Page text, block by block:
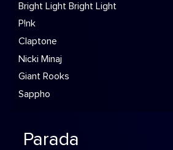
Bright Light Bright Light
P!nk
Claptone
Nicki Minaj
Giant Rooks
Sappho
Parada